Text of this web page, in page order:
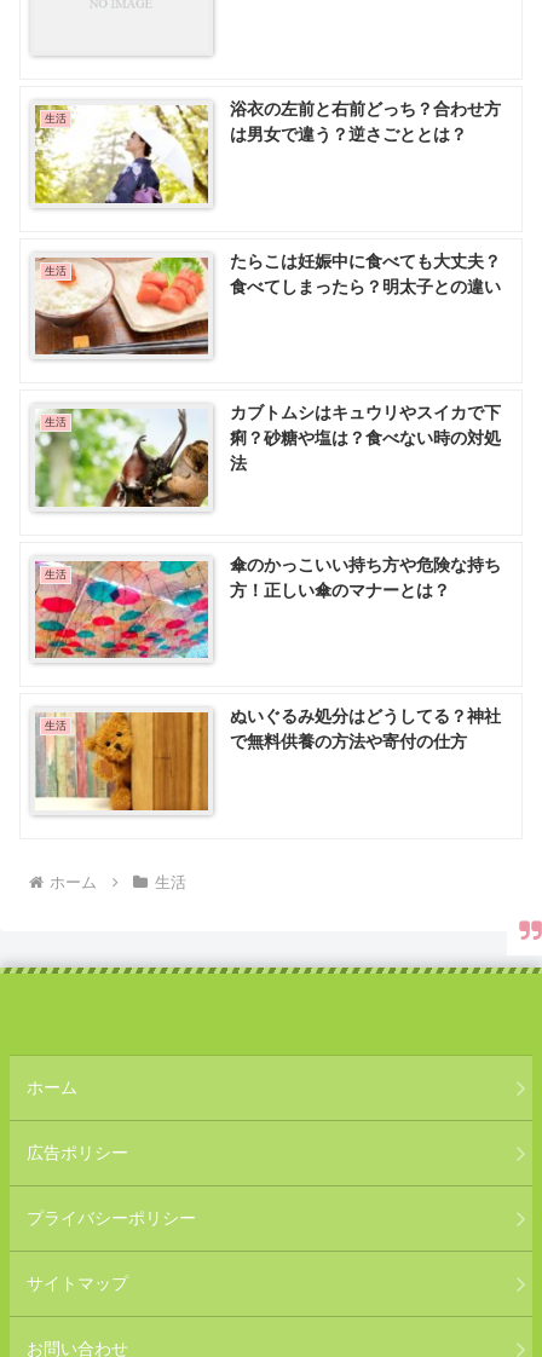
生活
浴衣の左前と右前どっち？合わせ方
は男女で違う？逆さごととは？
生活
たらこは妊娠中に食べても大丈夫？
食べてしまったら？明太子との違い
生活
カブトムシはキュウリやスイカで下
痢？砂糖や塩は？食べない時の対処
法
生活
傘のかっこいい持ち方や危険な持ち
方！正しい傘のマナーとは？
生活
ぬいぐるみ処分はどうしてる？神社
で無料供養の方法や寄付の仕方
ホーム 生活
ホーム
広告ポリシー
プライバシーポリシー
サイトマップ
お問い合わせ